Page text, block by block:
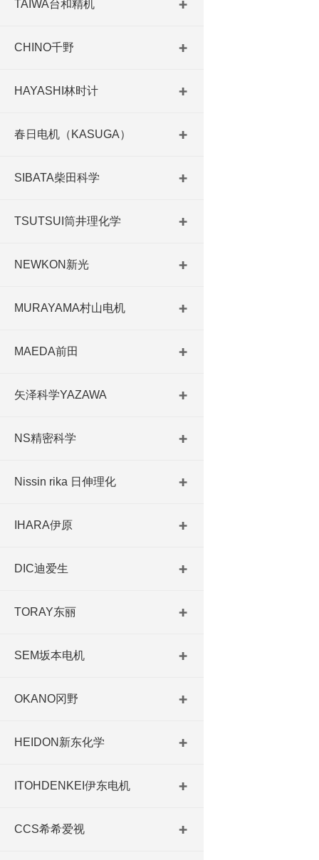
TAIWA台和精机
CHINO千野
HAYASHI林时计
春日电机（KASUGA）
SIBATA柴田科学
TSUTSUI筒井理化学
NEWKON新光
MURAYAMA村山电机
MAEDA前田
矢泽科学YAZAWA
NS精密科学
Nissin rika 日伸理化
IHARA伊原
DIC迪爱生
TORAY东丽
SEM坂本电机
OKANO冈野
HEIDON新东化学
ITOHDENKEI伊东电机
CCS希希爱视